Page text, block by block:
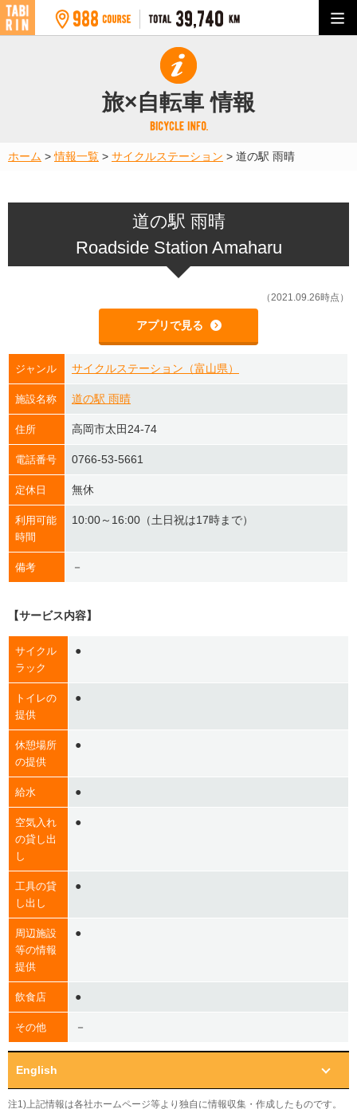
旅×自転車 情報
ホーム >情報一覧 > サイクルステーション > 道の駅 雨晴
道の駅 雨晴
Roadside Station Amaharu
（2021.09.26時点）
アプリで見る
ジャンル サイクルステーション（富山県）
施設名称 道の駅 雨晴
住所 高岡市太田24-74
電話番号 0766-53-5661
定休日 無休
利用可能
時間
10:00～16:00（土日祝は17時まで）
備考 －
【サービス内容】
サイクル
ラック
●
トイレの
提供
●
休憩場所
の提供
●
給水 ●
空気入れ
の貸し出
し
●
工具の貸
し出し
●
周辺施設
等の情報
提供
●
飲食店 ●
その他 －
English
注1)上記情報は各社ホームページ等より独自に情報収集・作成したものです。